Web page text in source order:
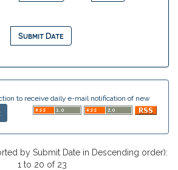
to receive daily e-mail notification of new
by Submit Date in Descending order):
1 to 20 of 23